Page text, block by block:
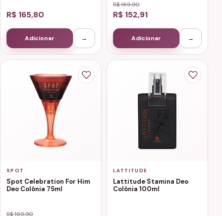
R$ 165,80
Adicionar →
R$ 169,90
R$ 152,91
Adicionar →
SPOT
Spot Celebration For Him
Deo Colônia 75ml
R$ 169,90
LATTITUDE
Lattitude Stamina Deo
Colônia 100ml